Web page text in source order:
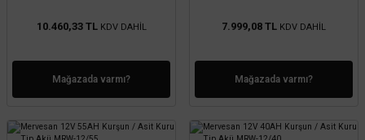
10.460,33 TL KDV DAHİL
Mağazada varmı?
7.999,08 TL KDV DAHİL
Mağazada varmı?